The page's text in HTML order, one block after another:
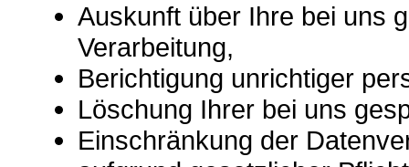
Auskunft über Ihre bei uns
Verarbeitung,
Berichtigung unrichtiger
Löschung Ihrer bei uns
Einschränkung der